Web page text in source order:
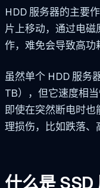
HDD 服务器的主要
片上移动，通过电
作，难免会导致高功
虽然单个 HDD 服务
TB），但它速度相
即使在突然断电时
理损伤，比如跌落、
什么是 SSD